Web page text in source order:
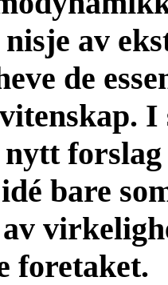
av
de
nytt
bare
foretaket.